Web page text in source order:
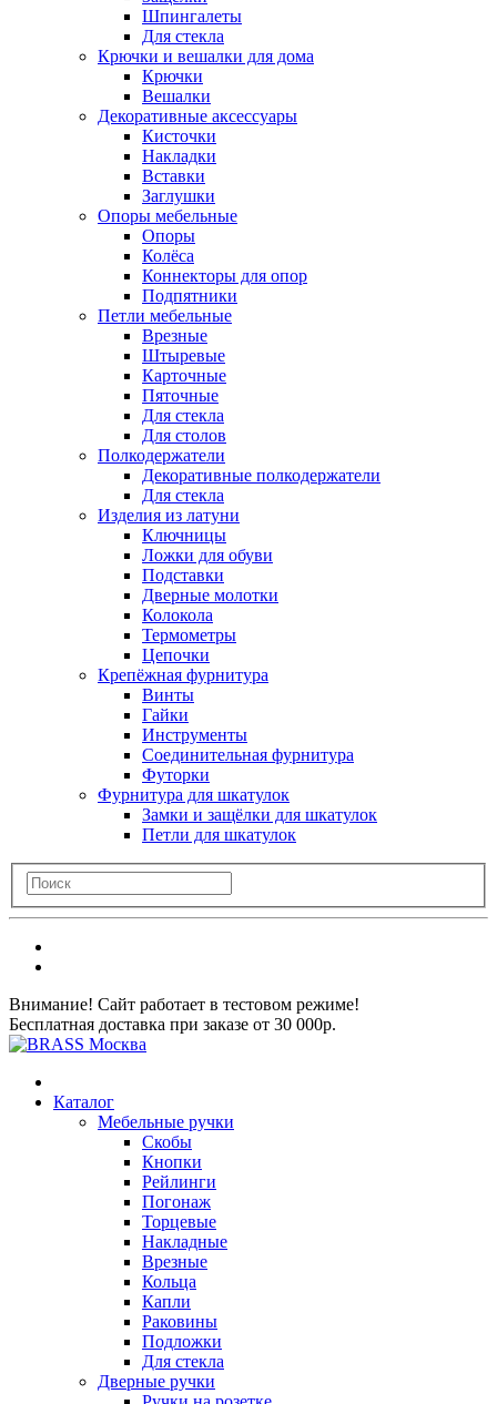
Шпингалеты
Для стекла
Крючки и вешалки для дома
Крючки
Вешалки
Декоративные аксессуары
Кисточки
Накладки
Вставки
Заглушки
Опоры мебельные
Опоры
Колёса
Коннекторы для опор
Подпятники
Петли мебельные
Врезные
Штыревые
Карточные
Пяточные
Для стекла
Для столов
Полкодержатели
Декоративные полкодержатели
Для стекла
Изделия из латуни
Ключницы
Ложки для обуви
Подставки
Дверные молотки
Колокола
Термометры
Цепочки
Крепёжная фурнитура
Винты
Гайки
Инструменты
Соединительная фурнитура
Футорки
Фурнитура для шкатулок
Замки и защёлки для шкатулок
Петли для шкатулок
Внимание! Сайт работает в тестовом режиме!
Бесплатная доставка при заказе от 30 000р.
Каталог
Мебельные ручки
Скобы
Кнопки
Рейлинги
Погонаж
Торцевые
Накладные
Врезные
Кольца
Капли
Раковины
Подложки
Для стекла
Дверные ручки